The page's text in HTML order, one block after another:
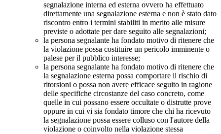
segnalazione interna ed esterna ovvero ha effettuato
direttamente una segnalazione esterna e non è stato dato
riscontro entro i termini stabiliti in merito alle misure
previste o adottate per dare seguito alle segnalazioni;
la persona segnalante ha fondato motivo di ritenere che
la violazione possa costituire un pericolo imminente o
palese per il pubblico interesse;
la persona segnalante ha fondato motivo di ritenere che
la segnalazione esterna possa comportare il rischio di
ritorsioni o possa non avere efficace seguito in ragione
delle specifiche circostanze del caso concreto, come
quelle in cui possano essere occultate o distrutte prove
oppure in cui vi sia fondato timore che chi ha ricevuto
la segnalazione possa essere colluso con l'autore della
violazione o coinvolto nella violazione stessa